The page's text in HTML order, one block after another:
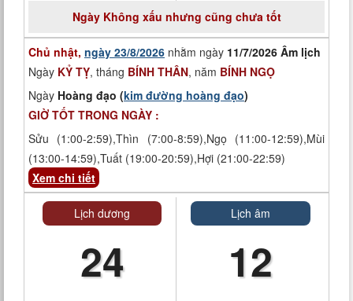
NgàyKhông xấu nhưng cũng chưa tốt
Chủ nhật, ngày 23/8/2026 nhằm ngày 11/7/2026 Âm lịch
Ngày KỶ TỴ, tháng BÍNH THÂN, năm BÍNH NGỌ
Ngày Hoàng đạo (kim đường hoàng đạo)
GIỜ TỐT TRONG NGÀY :
Sửu (1:00-2:59),Thìn (7:00-8:59),Ngọ (11:00-12:59),Mùi
(13:00-14:59),Tuất (19:00-20:59),Hợi (21:00-22:59)
Xem chi tiết
Lịch dương
24
Lịch âm
12